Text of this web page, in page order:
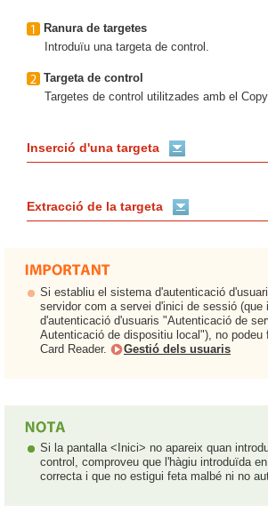
Ranura de targetes
Introduïu una targeta de control.
Targeta de control
Targetes de control utilitzades amb el
Inserció d'una targeta
Extracció de la targeta
Si establiu el sistema d'autenticació
servidor com a servei d'inici de sessió (que
d'autenticació d'usuaris "Autenticació de
Autenticació de dispositiu local"), no podeu
Card Reader.
Gestió dels usuaris
Si la pantalla <Inici> no apareix quan
control, comproveu que l'hàgiu introduïda
correcta i que no estigui feta malbé ni no